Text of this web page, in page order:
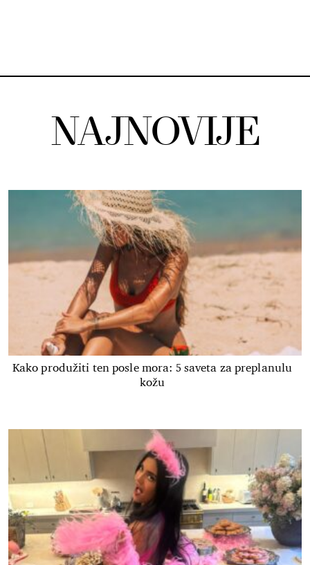
NAJNOVIJE
Kako produžiti ten posle mora: 5 saveta za preplanulu
kožu